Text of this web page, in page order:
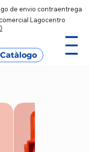
de envio contraentrega
Lagocentro
Catàlogo